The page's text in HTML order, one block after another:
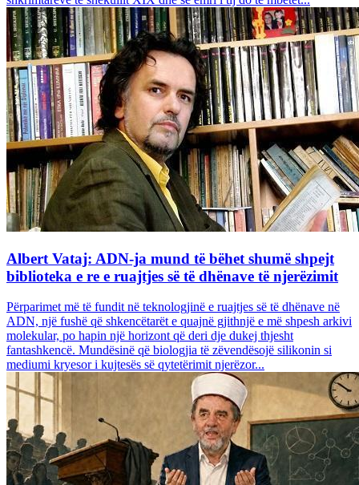
Albert Vataj: ADN-ja mund të bëhet shumë shpejt
biblioteka e re e ruajtjes së të dhënave të njerëzimit
Përparimet më të fundit në teknologjinë e ruajtjes së të dhënave në
ADN, një fushë që shkencëtarët e quajnë gjithnjë e më shpesh arkivi
molekular, po hapin një horizont që deri dje dukej thjesht
fantashkencë. Mundësinë që biologjia të zëvendësojë silikonin si
mediumi kryesor i kujtesës së qytetërimit njerëzor...